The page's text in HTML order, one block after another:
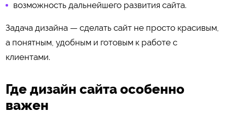
возможность дальнейшего развития сайта.
Задача дизайна — сделать сайт не просто красивым,
а понятным, удобным и готовым к работе с
клиентами.
Где дизайн сайта особенно
важен